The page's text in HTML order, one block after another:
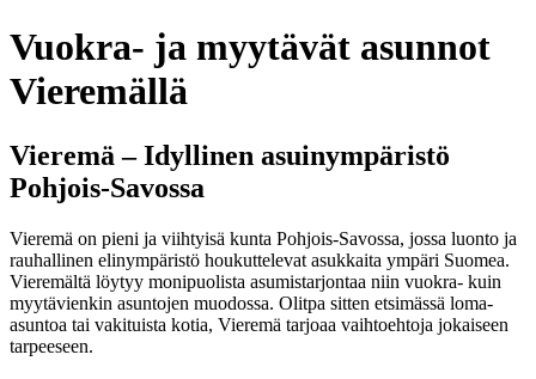
Vuokra- ja myytävät asunnot
Vieremällä
Vieremä – Idyllinen asuinympäristö
Pohjois-Savossa
Vieremä on pieni ja viihtyisä kunta Pohjois-Savossa, jossa luonto ja
rauhallinen elinympäristö houkuttelevat asukkaita ympäri Suomea.
Vieremältä löytyy monipuolista asumistarjontaa niin vuokra- kuin
myytävienkin asuntojen muodossa. Olitpa sitten etsimässä loma-
asuntoa tai vakituista kotia, Vieremä tarjoaa vaihtoehtoja jokaiseen
tarpeeseen.